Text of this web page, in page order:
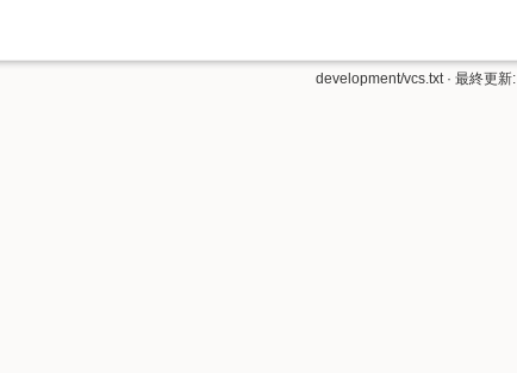
development/vcs.txt· 最終更新: